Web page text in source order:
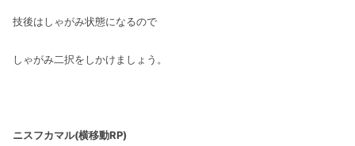
技後はしゃがみ状態になるので
しゃがみ二択をしかけましょう。
ニスフカマル(横移動RP)